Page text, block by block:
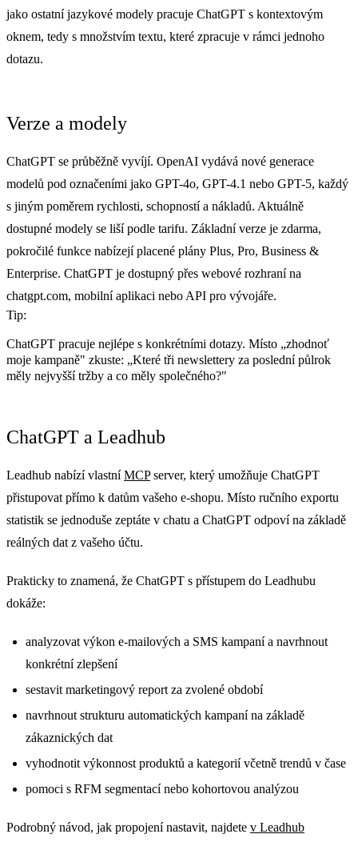
jako ostatní jazykové modely pracuje ChatGPT s kontextovým
oknem, tedy s množstvím textu, které zpracuje v rámci jednoho
dotazu.
Verze a modely
ChatGPT se průběžně vyvíjí. OpenAI vydává nové generace
modelů pod označeními jako GPT-4o, GPT-4.1 nebo GPT-5, každý
s jiným poměrem rychlosti, schopností a nákladů. Aktuálně
dostupné modely se liší podle tarifu. Základní verze je zdarma,
pokročilé funkce nabízejí placené plány Plus, Pro, Business &
Enterprise. ChatGPT je dostupný přes webové rozhraní na
chatgpt.com, mobilní aplikaci nebo API pro vývojáře.
Tip:
ChatGPT pracuje nejlépe s konkrétními dotazy. Místo „zhodnoť
moje kampaně" zkuste: „Které tři newslettery za poslední půlrok
měly nejvyšší tržby a co měly společného?"
ChatGPT a Leadhub
Leadhub nabízí vlastníMCPserver, který umožňuje ChatGPT
přistupovat přímo k datům vašeho e-shopu. Místo ručního exportu
statistik se jednoduše zeptáte v chatu a ChatGPT odpoví na základě
reálných dat z vašeho účtu.
Prakticky to znamená, že ChatGPT s přístupem do Leadhubu
dokáže:
analyzovat výkon e-mailových a SMS kampaní a navrhnout
konkrétní zlepšení
sestavit marketingový report za zvolené období
navrhnout strukturu automatických kampaní na základě
zákaznických dat
vyhodnotit výkonnost produktů a kategorií včetně trendů v čase
pomoci s RFM segmentací nebo kohortovou analýzou
Podrobný návod, jak propojení nastavit, najdete v Leadhub